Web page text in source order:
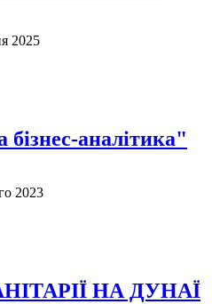
2025
аналітика"
2023
НА ДУНАЇ